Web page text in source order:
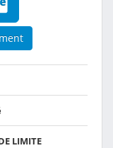
LIMITE